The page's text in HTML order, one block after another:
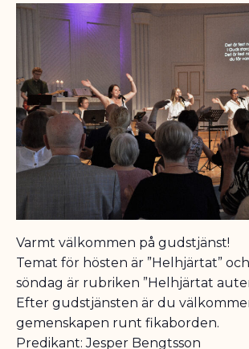
Varmt välkommen på gudstjänst!
Temat för hösten är ”Helhjärtat”
söndag är rubriken ”Helhjärtat
Efter gudstjänsten är du
gemenskapen runt fikaborden.
Predikant: Jesper Bengtsson